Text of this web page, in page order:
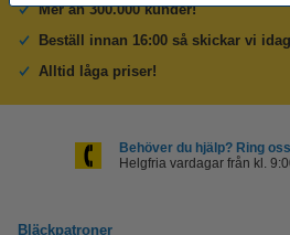
Mer än 300.000 kunder!
Beställ innan 16:00 så skickar vi
Alltid låga priser!
Behöver du hjälp? Ring
Helgfria vardagar från kl.
Bläckpatroner